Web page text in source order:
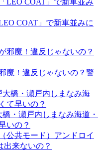
COAT」で新車並みに
魔！違反じゃないの？警
・瀬戸内しまなみ海道・
いの？